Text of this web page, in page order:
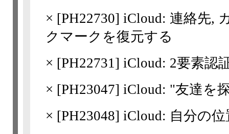
× [PH22730] iCloud: 連絡先,
クマークを復元する
× [PH22731] iCloud: 2要素認
× [PH23047] iCloud: "友達を
× [PH23048] iCloud: 自分の